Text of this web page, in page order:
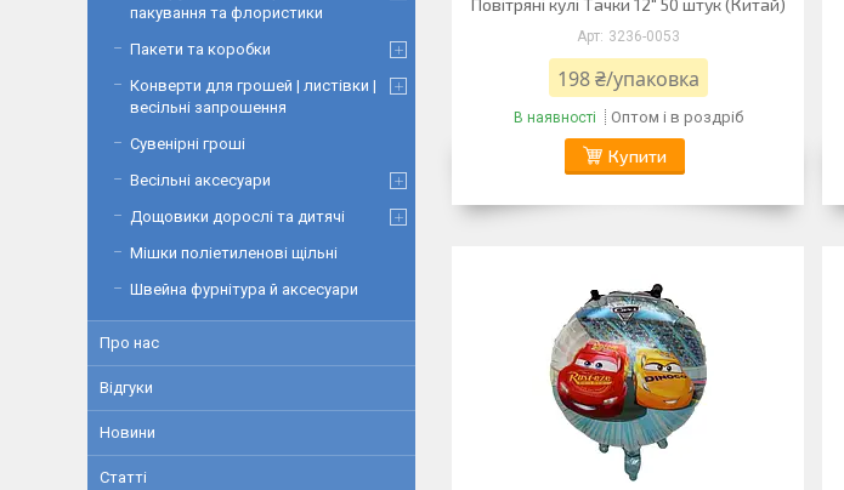
Повітряні кулі Тачки 12" 50 штук (Китай)
3236-0053
198 ₴/упаковка
В наявності Оптом і в роздріб
Купити
пакування та флористики
Пакети та коробки
Конверти для грошей | листівки |
весільні запрошення
Сувенірні гроші
Весільні аксесуари
Дощовики дорослі та дитячі
Мішки поліетиленові щільні
Швейна фурнітура й аксесуари
Про нас
Відгуки
Новини
Статті